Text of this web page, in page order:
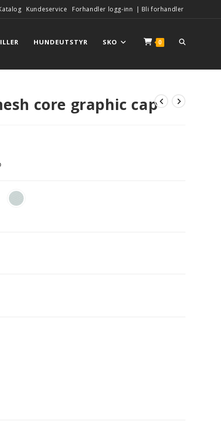
Kundeservice Forhandler logg-inn | Bli forhandler
HUNDEUTSTYR SKO 0
core graphic cap